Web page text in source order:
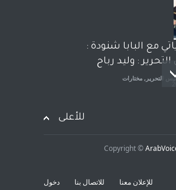
مع البابا شنودة :
: وليد رباح
التحرير , مختارات
للأعلى
Copyright ©
للإعلان معنا للاتصال بنا دخول